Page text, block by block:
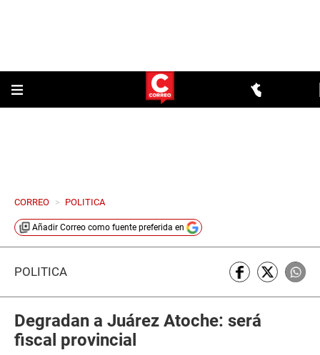
CORREO > POLITICA
Añadir Correo como fuente preferida en
POLÍTICA
Degradan a Juárez Atoche: será
fiscal provincial